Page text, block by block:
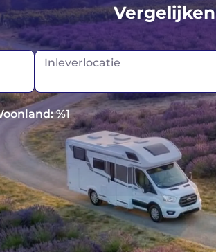
Noorwegen
Portugal
Vergelijken
Inleverlocatie
%1